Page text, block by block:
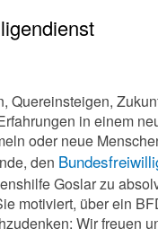
Quereinsteigen,
in einem
oder neue
den
Goslar zu
motiviert, über ein
Wir freuen